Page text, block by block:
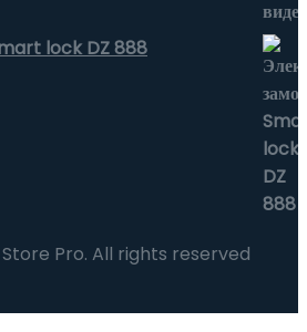
lock DZ 888
Pro. All rights reserved